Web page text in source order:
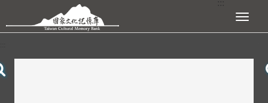
跳到主要內容區塊 展開選單
查看